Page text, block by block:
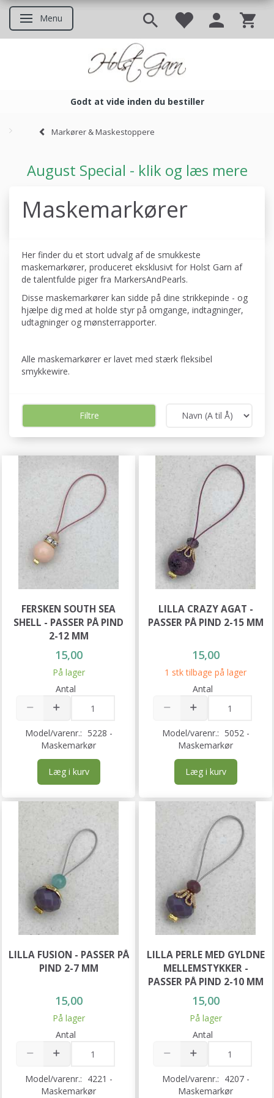
Skifte navigation
Menu
Godt at vide inden du bestiller
Markører & Maskestoppere
August Special - klik og læs mere
Maskemarkører
Her finder du et stort udvalg af de smukkeste
maskemarkører, produceret eksklusivt for Holst Garn af
de talentfulde piger fra MarkersAndPearls.
Disse maskemarkører kan sidde på dine strikkepinde - og
hjælpe dig med at holde styr på omgange, indtagninger,
udtagninger og mønsterrapporter.
Alle maskemarkører er lavet med stærk fleksibel
smykkewire.
Filtre
FERSKEN SOUTH SEA
SHELL - PASSER PÅ PIND
2-12 MM
15,00
På lager
Antal
Model/varenr.: 5228 -
Maskemarkør
Læg i kurv
LILLA CRAZY AGAT -
PASSER PÅ PIND 2-15 MM
15,00
1 stk tilbage på lager
Antal
Model/varenr.: 5052 -
Maskemarkør
Læg i kurv
LILLA FUSION - PASSER PÅ
PIND 2-7 MM
15,00
På lager
Antal
Model/varenr.: 4221 -
Maskemarkør
LILLA PERLE MED GYLDNE
MELLEMSTYKKER -
PASSER PÅ PIND 2-10 MM
15,00
På lager
Antal
Model/varenr.: 4207 -
Maskemarkør